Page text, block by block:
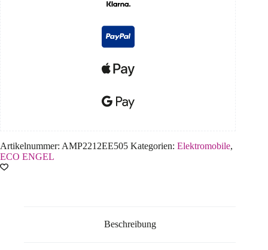
Artikelnummer: AMP2212EE505 Kategorien: Elektromobile,
ECO ENGEL
Beschreibung